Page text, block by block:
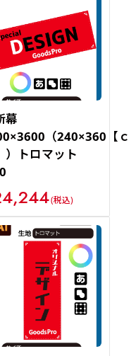
幕
（240×360【ｃ
）トロマット
(税込)